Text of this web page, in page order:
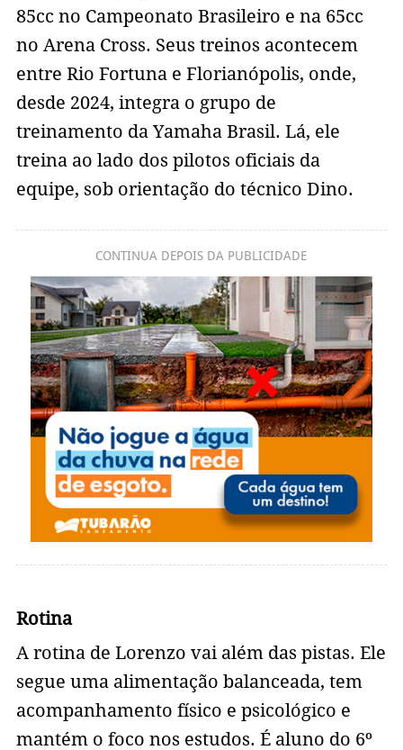
85cc no Campeonato Brasileiro e na 65cc
no Arena Cross. Seus treinos acontecem
entre Rio Fortuna e Florianópolis, onde,
desde 2024, integra o grupo de
treinamento da Yamaha Brasil. Lá, ele
treina ao lado dos pilotos oficiais da
equipe, sob orientação do técnico Dino.
CONTINUA DEPOIS DA PUBLICIDADE
Rotina
A rotina de Lorenzo vai além das pistas. Ele
segue uma alimentação balanceada, tem
acompanhamento físico e psicológico e
mantém o foco nos estudos. É aluno do 6º